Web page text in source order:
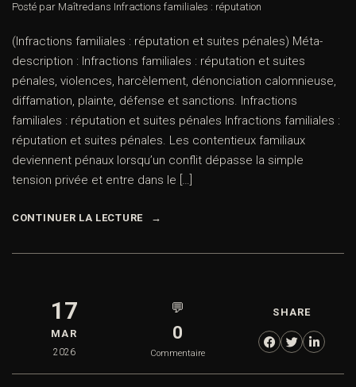
Posté par Maîtredans Infractions familiales : réputation
(Infractions familiales : réputation et suites pénales) Méta-
description : Infractions familiales : réputation et suites
pénales, violences, harcèlement, dénonciation calomnieuse,
diffamation, plainte, défense et sanctions. Infractions
familiales : réputation et suites pénales Infractions familiales :
réputation et suites pénales. Les contentieux familiaux
deviennent pénaux lorsqu’un conflit dépasse la simple
tension privée et entre dans le […]
CONTINUER LA LECTURE
17
MAR
2026
💬
0
Commentaire
SHARE